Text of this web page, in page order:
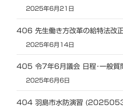
2025年6月21日
406 先生働き方改革の給特法
2025年6月14日
405 令7年6月議会 日程･一般
2025年6月6日
404 羽島市水防演習